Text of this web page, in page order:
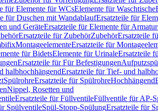
für Elemente für WCsElemente für Waschtische
für Duschen mit WandablaufErsatzteile für
und GeräteErsatzteile für Elemente für
Ersatzteile für ZubehörZubehörErsatzteile
MontageelementeErsatzteile für
für BidetsElemente für UrinaleErsatzteile
Ersatzteile für Für Befestigungen
halbhochhängendErsatzteile für Tief- und
SpülrohreErsatzteile für SpülrohreHochhängend
Nippel, Rosetten und
Ersatzteile für FüllventileFüllventile für AP-
SpülventileSpül-Stopp-SpülungErsatzteile für